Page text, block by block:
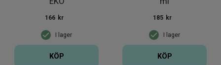
I lager
166 kr
KÖP
I lager
185 kr
KÖP